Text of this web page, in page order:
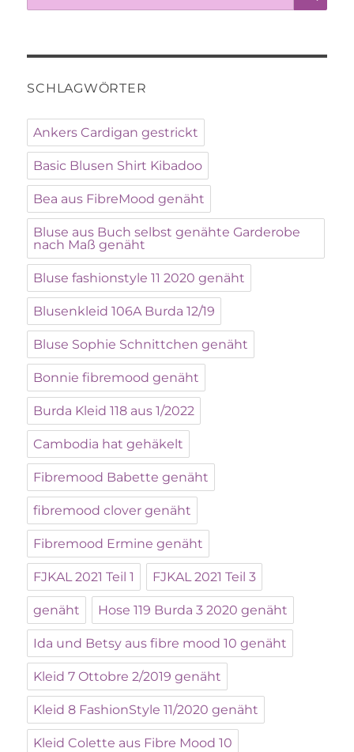
nach:
SCHLAGWÖRTER
Ankers Cardigan gestrickt
Basic Blusen Shirt Kibadoo
Bea aus FibreMood genäht
Bluse aus Buch selbst genähte Garderobe
nach Maß genäht
Bluse fashionstyle 11 2020 genäht
Blusenkleid 106A Burda 12/19
Bluse Sophie Schnittchen genäht
Bonnie fibremood genäht
Burda Kleid 118 aus 1/2022
Cambodia hat gehäkelt
Fibremood Babette genäht
fibremood clover genäht
Fibremood Ermine genäht
FJKAL 2021 Teil 1 FJKAL 2021 Teil 3
genäht Hose 119 Burda 3 2020 genäht
Ida und Betsy aus fibre mood 10 genäht
Kleid 7 Ottobre 2/2019 genäht
Kleid 8 FashionStyle 11/2020 genäht
Kleid Colette aus Fibre Mood 10